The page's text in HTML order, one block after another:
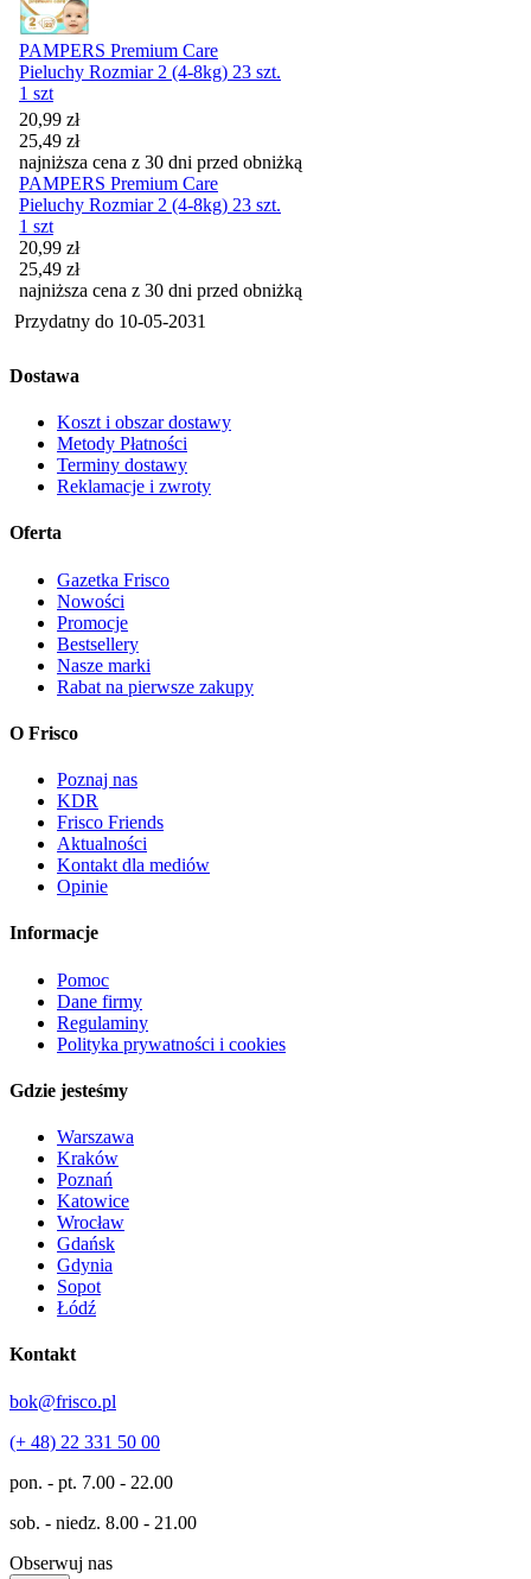
PAMPERS Premium Care
Pieluchy Rozmiar 2 (4-8kg) 23 szt.
1 szt
Cena promocyjna
20,99 zł
25,49 zł
najniższa cena z 30 dni przed obniżką
PAMPERS Premium Care
Pieluchy Rozmiar 2 (4-8kg) 23 szt.
1 szt
Cena promocyjna
20,99 zł
25,49 zł
najniższa cena z 30 dni przed obniżką
Przydatny do 10-05-2031
Dostawa
Koszt i obszar dostawy
Metody Płatności
Terminy dostawy
Reklamacje i zwroty
Oferta
Gazetka Frisco
Nowości
Promocje
Bestsellery
Nasze marki
Rabat na pierwsze zakupy
O Frisco
Poznaj nas
KDR
Frisco Friends
Aktualności
Kontakt dla mediów
Opinie
Informacje
Pomoc
Dane firmy
Regulaminy
Polityka prywatności i cookies
Gdzie jesteśmy
Warszawa
Kraków
Poznań
Katowice
Wrocław
Gdańsk
Gdynia
Sopot
Łódź
Kontakt
bok@frisco.pl
(+ 48) 22 331 50 00
pon. - pt. 7.00 - 22.00
sob. - niedz. 8.00 - 21.00
Obserwuj nas